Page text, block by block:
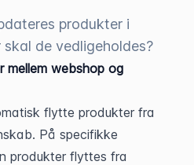
produkter i
de vedligeholdes?
mellem webshop og
flytte produkter fra
På specifikke
produkter flyttes fra